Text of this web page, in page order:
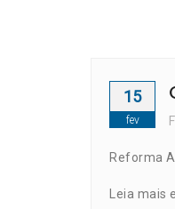
15
fev
Reforma
Leia mais